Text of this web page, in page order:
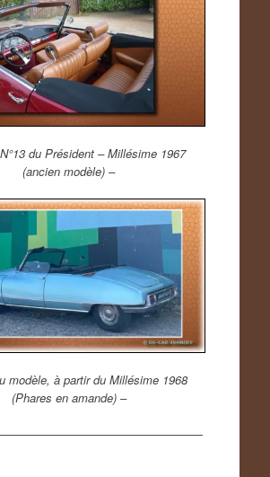
du Président – Millésime 1967
(ancien modèle) –
modèle, à partir du Millésime 1968
(Phares en amande) –